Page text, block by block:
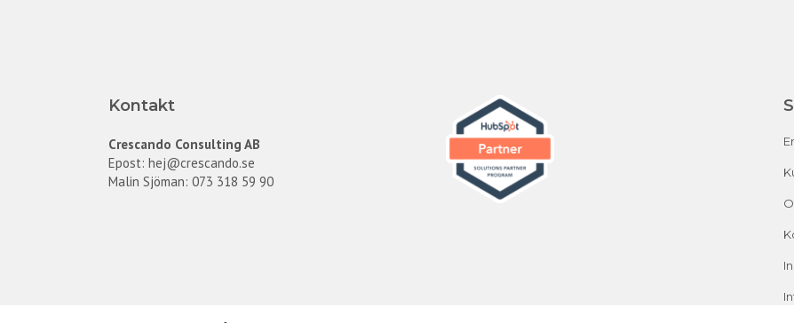
Kontakt
Crescando Consulting AB
Epost: hej@crescando.se
Malin Sjöman: 073 318 59 90